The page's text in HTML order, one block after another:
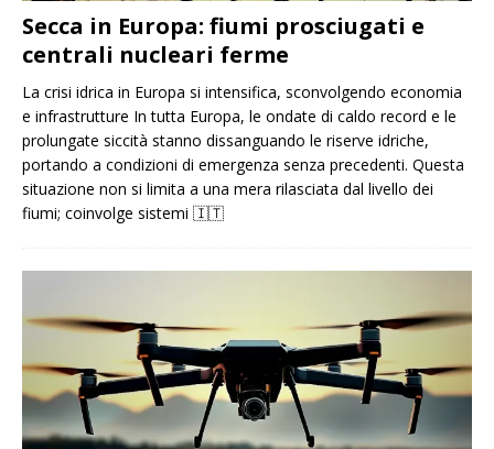
Secca in Europa: fiumi prosciugati e
centrali nucleari ferme
La crisi idrica in Europa si intensifica, sconvolgendo economia
e infrastrutture In tutta Europa, le ondate di caldo record e le
prolungate siccità stanno dissanguando le riserve idriche,
portando a condizioni di emergenza senza precedenti. Questa
situazione non si limita a una mera rilasciata dal livello dei
fiumi; coinvolge sistemi 🇮🇹